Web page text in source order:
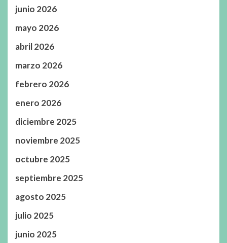
junio 2026
mayo 2026
abril 2026
marzo 2026
febrero 2026
enero 2026
diciembre 2025
noviembre 2025
octubre 2025
septiembre 2025
agosto 2025
julio 2025
junio 2025